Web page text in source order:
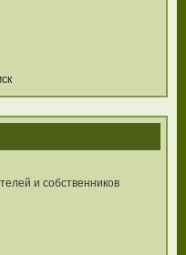
и собственников